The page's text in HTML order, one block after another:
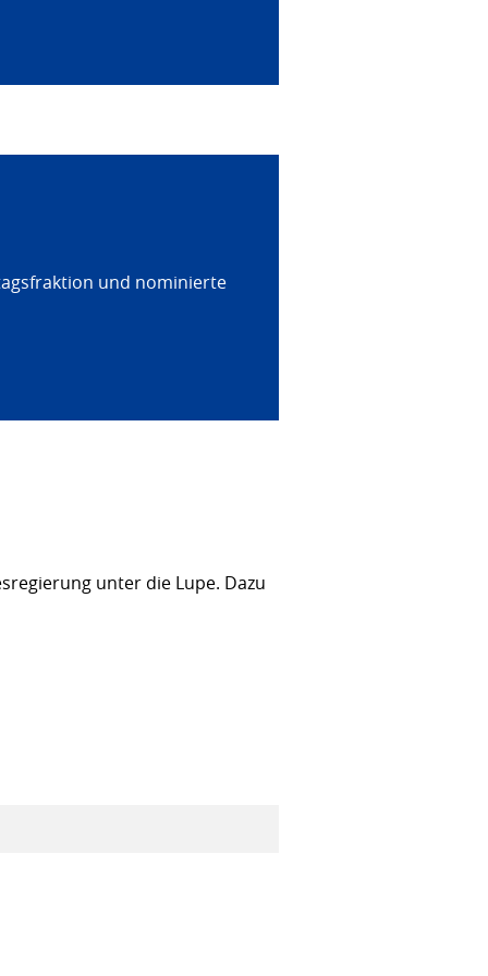
und nominierte
unter die Lupe. Dazu